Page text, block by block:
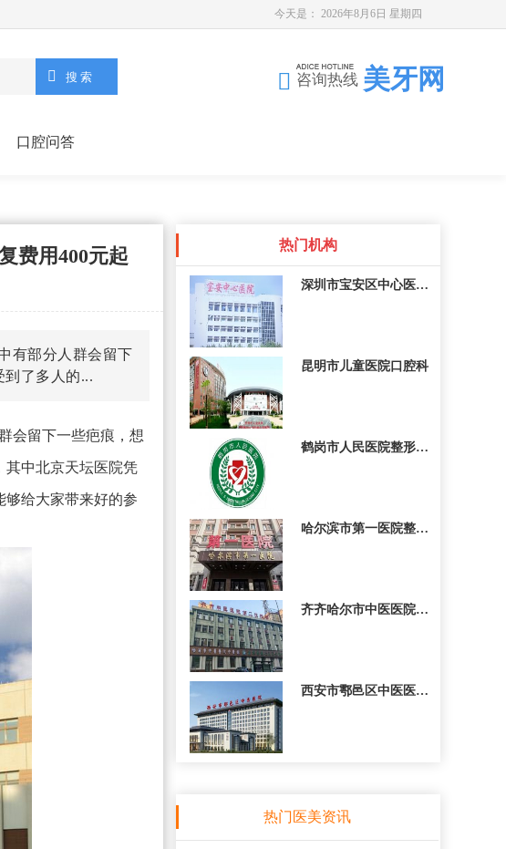
今天是： 2026年8月6日 星期四
咨询热线 美牙网
口腔问答
费用400元起
有部分人群会留下
到了多人的...
会留下一些疤痕，想
其中北京天坛医院凭
够给大家带来好的参
热门机构
深圳市宝安区中心医院口
昆明市儿童医院口腔科
鹤岗市人民医院整形美容
哈尔滨市第一医院整形美
齐齐哈尔市中医医院整形
西安市鄠邑区中医医院口
热门医美资讯